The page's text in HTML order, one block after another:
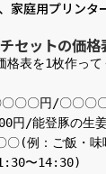
家庭用プリンタ
セットの価格
表を1枚作って
〇〇円/〇〇〇
円/能登豚の
〇(例：ご飯・
〜14:30)